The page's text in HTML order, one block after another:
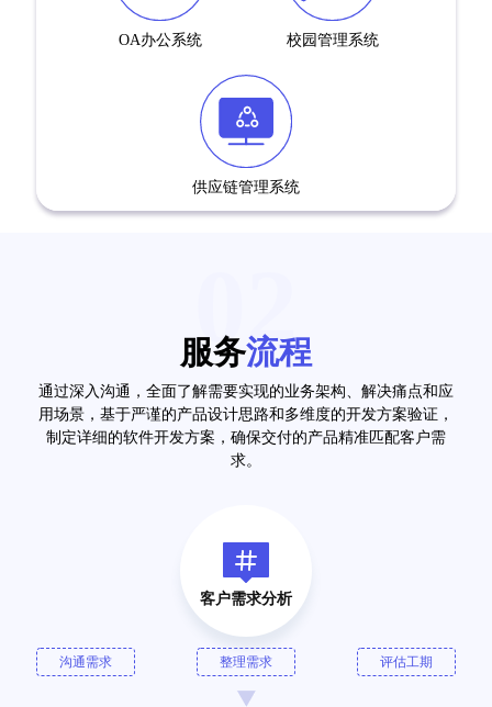
OA办公系统 校园管理系统
供应链管理系统
02
服务流程
通过深入沟通，全面了解需要实现的业务架构、解决痛点和应
用场景，基于严谨的产品设计思路和多维度的开发方案验证，
制定详细的软件开发方案，确保交付的产品精准匹配客户需
求。
客户需求分析
沟通需求 整理需求 评估工期